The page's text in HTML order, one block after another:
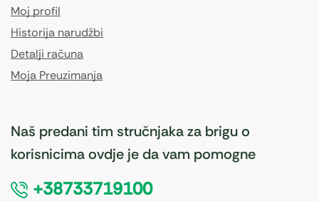
Moj profil
Historija narudžbi
Detalji računa
Moja Preuzimanja
Naš predani tim stručnjaka za brigu o
korisnicima ovdje je da vam pomogne
+38733719100